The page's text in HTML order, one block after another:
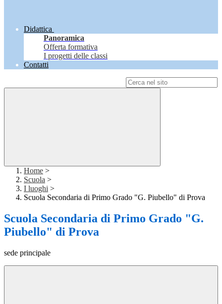
Didattica
Panoramica
Offerta formativa
I progetti delle classi
Contatti
Home >
Scuola >
I luoghi >
Scuola Secondaria di Primo Grado "G. Piubello" di Prova
Scuola Secondaria di Primo Grado "G.
Piubello" di Prova
sede principale